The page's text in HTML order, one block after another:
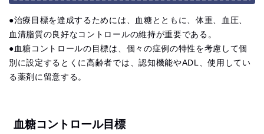
●治療目標を達成するためには、血糖とともに、体重、血圧、
血清脂質の良好なコントロールの維持が重要である。
●血糖コントロールの目標は、個々の症例の特性を考慮して個
別に設定するとくに高齢者では、認知機能やADL、使用してい
る薬剤に留意する。
血糖コントロール目標